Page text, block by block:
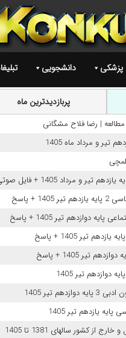
پزشکی دانشجویی
پربازدیدترین ماه
| رضا فلاح مشگانی
تیر و مرداد ماه 1405
+ پاسخ
دوازدهم تیر 1405 + پاسخ
تیر 1405
یازدهم تیر 1405
کشور سالهای 1381 تا 1405